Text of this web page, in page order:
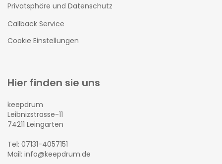
Privatsphäre und Datenschutz
Callback Service
Cookie Einstellungen
Hier finden sie uns
keepdrum
Leibnizstrasse-11
74211 Leingarten
Tel: 07131-4057151
Mail: info@keepdrum.de